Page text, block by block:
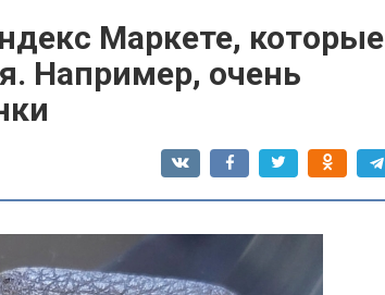
Маркете, которые
Например, очень